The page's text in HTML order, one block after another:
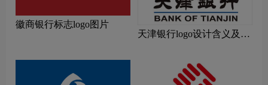
徽商银行标志logo图片
天津银行logo设计含义及设